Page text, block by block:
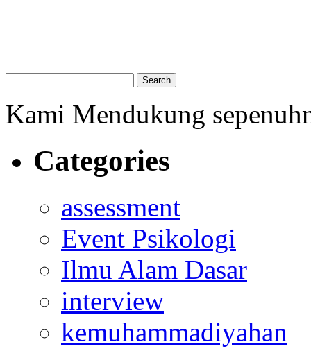
Kami Mendukung
Categories
assessment
Event Psikologi
Ilmu Alam Dasar
interview
kemuhammadiyahan